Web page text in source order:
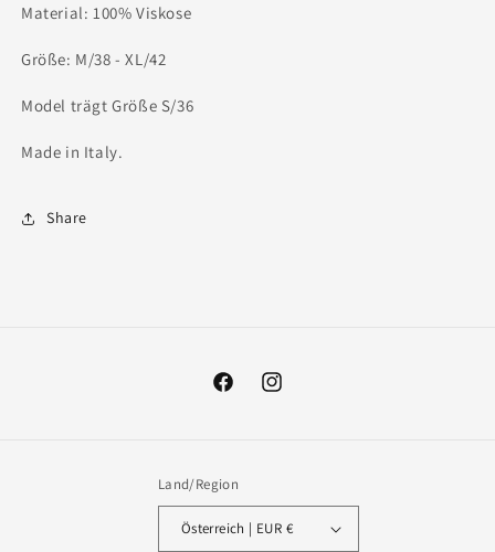
Material: 100% Viskose
Größe: M/38 - XL/42
Model trägt Größe S/36
Made in Italy.
Share
FacebookInstagram
Land/Region
Österreich | EUR €